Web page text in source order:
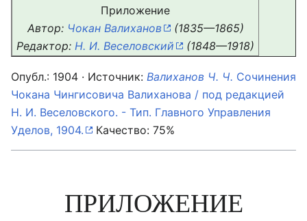
Приложение
Автор: Чокан Валиханов
(1835—1865)
Редактор: Н. И. Веселовский (1848—1918)
Опубл.: 1904 · Источник: Валиханов Ч. Ч. Сочинения
Чокана Чингисовича Валиханова / под редакцией
Н. И. Веселовского. - Тип. Главного Управления
Уделов, 1904.
Качество: 75%
ПРИЛОЖЕНИЕ